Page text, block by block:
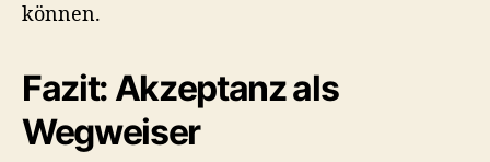
können.
Fazit: Akzeptanz als
Wegweiser